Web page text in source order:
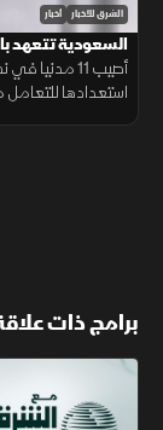
الشرق للأخبار أخبار
السعودية تتعهد
قيود الجنسية
أصيب 11
استعدادها
برامج ذات
مع الشرق الأوسط